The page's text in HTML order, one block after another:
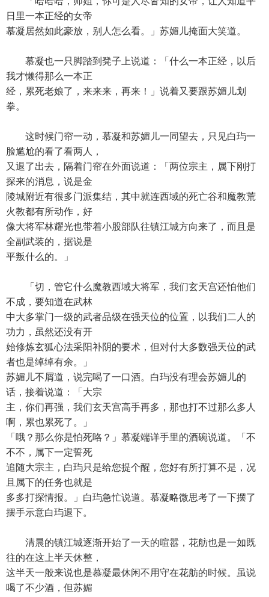
日里一本正经的女帝
慕凝居然如此豪放，别人怎么看。」苏媚儿掩面大笑道。
慕凝也一只脚踏到凳子上说道：「什么一本正经，以后
我才懒得那么一本正
经，累死老娘了，来来来，再来！」说着又要跟苏媚儿划
拳。
这时候门帘一动，慕凝和苏媚儿一同望去，只见白玙一
脸尴尬的看了看两人，
又退了出去，隔着门帘在外面说道：「两位宗主，属下刚打
探来的消息，说是金
陵城附近有很多门派集结，其中就连西域的死亡谷和魔教荒
火教都有所动作，好
像大将军林耀光也带着小股部队往镇江城方向来了，而且是
全副武装的，据说是
平叛什么的。」
「切，管它什么魔教西域大将军，我们玄天宫还怕他们
不成，要知道在武林
中大多掌门一级的武者品级在强天位的位置，以我们二人的
功力，虽然还没有开
始修炼玄狐心法采阳补阴的要术，但对付大多数强天位的武
者也是绰绰有余。」
苏媚儿不屑道，说完喝了一口酒。白玙没有理会苏媚儿的
话，接着说道：「大宗
主，你们再强，我们玄天宫高手再多，那也打不过那么多人
啊，累也累死了。」
「哦？那么你是怕死咯？」慕凝端详手里的酒碗说道。「不
不不，属下一定誓死
追随大宗主，白玙只是给您提个醒，您好有所打算不是，况
且属下的任务也就是
多多打探情报。」白玙急忙说道。慕凝略微思考了一下摆了
摆手示意白玙退下。
清晨的镇江城逐渐开始了一天的喧嚣，花舫也是一如既
往的在这上半天休整，
这半天一般来说也是慕凝最休闲不用守在花舫的时候。虽说
喝了不少酒，但苏媚